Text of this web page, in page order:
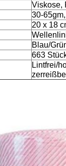
Viskose,
30-
20 x 18
Blau/
663
Lintfrei/